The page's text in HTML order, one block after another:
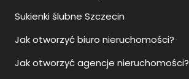
Sukienki ślubne Szczecin
Jak otworzyć biuro nieruchomości?
Jak otworzyć agencje nieruchomości?